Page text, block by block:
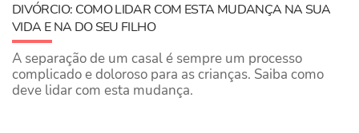
DIVÓRCIO: COMO LIDAR COM ESTA MUDANÇA NA SUA
VIDA E NA DO SEU FILHO
A separação de um casal é sempre um processo
complicado e doloroso para as crianças. Saiba como
deve lidar com esta mudança.